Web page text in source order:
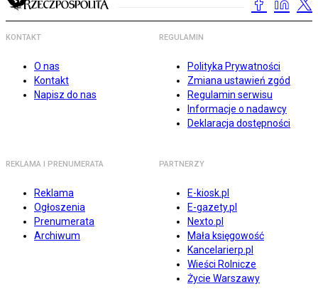
KONTAKT
O nas
Kontakt
Napisz do nas
REGULAMIN
Polityka Prywatności
Zmiana ustawień zgód
Regulamin serwisu
Informacje o nadawcy
Deklaracja dostępności
REKLAMA I PRENUMERATA
Reklama
Ogłoszenia
Prenumerata
Archiwum
PARTNERZY
E-kiosk.pl
E-gazety.pl
Nexto.pl
Mała księgowość
Kancelarierp.pl
Wieści Rolnicze
Życie Warszawy